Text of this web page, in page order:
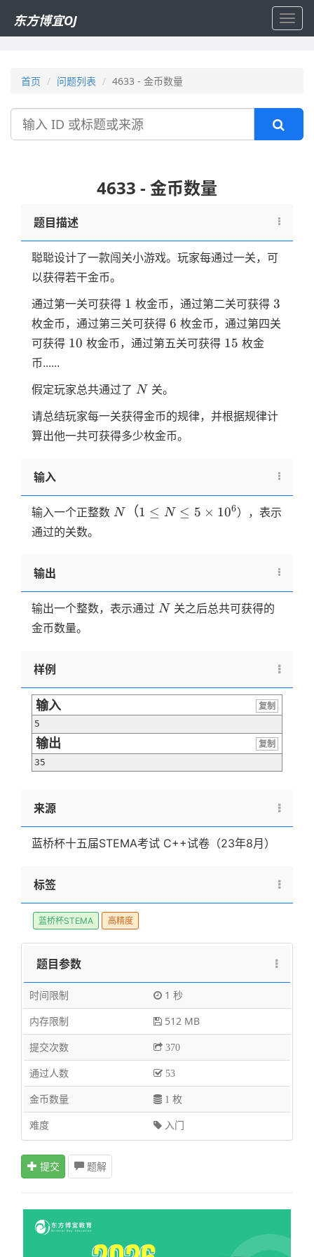
东方博宜OJ
首页 问题列表 4633 - 金币数量
搜
4633 - 金币数量
题目描述
聪聪设计了一款闯关小游戏。玩家每通过一关，可
以获得若干金币。
通过第一关可获得 1
1 枚金币，通过第二关可获得 3
3
枚金币，通过第三关可获得 6
6 枚金币，通过第四关
可获得 10
10 枚金币，通过第五关可获得 15
15 枚金
币......
假定玩家总共通过了 N
N 关。
请总结玩家每一关获得金币的规律，并根据规律计
算出他一共可获得多少枚金币。
输入
输入一个正整数 N（1
N （1 ≤ N ≤ 5 × 106），表示
通过的关数。
输出
输出一个整数，表示通过 N
N 关之后总共可获得的
金币数量。
样例
输入
复制
5
输出
复制
35
来源
蓝桥杯十五届STEMA考试 C++试卷（23年8月）
标签
蓝桥杯STEMA 高精度
题目参数
时间限制
1 秒
内存限制
512 MB
提交次数
370
通过人数 53
金币数量 1 枚
难度 入门
提交 题解